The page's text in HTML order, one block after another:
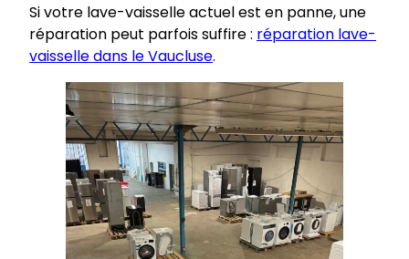
Si votre lave-vaisselle actuel est en panne, une
réparation peut parfois suffire : réparation lave-
vaisselle dans le Vaucluse.